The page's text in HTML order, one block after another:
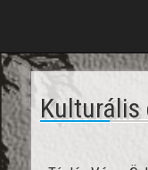
Kulturális